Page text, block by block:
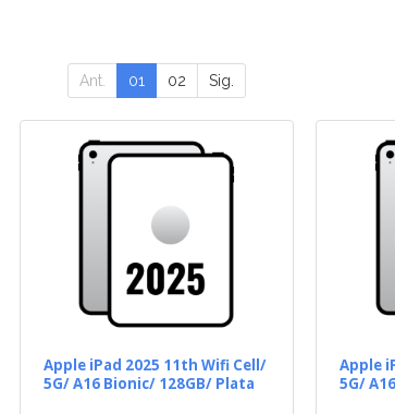
Ant. 01 02 Sig.
Apple iPad 2025 11th Wifi Cell/
5G/ A16 Bionic/ 128GB/ Plata
Apple
5G/